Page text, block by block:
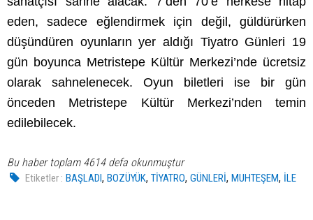
eden, sadece eğlendirmek için değil, güldürürken
düşündüren oyunların yer aldığı Tiyatro Günleri 19
gün boyunca Metristepe Kültür Merkezi’nde ücretsiz
olarak sahnelenecek. Oyun biletleri ise bir gün
önceden Metristepe Kültür Merkezi’nden temin
edilebilecek.
Bu haber toplam 4614 defa okunmuştur
Etiketler : BAŞLADI,BOZÜYÜK,TİYATRO,GÜNLERİ,MUHTEŞEM, İLE